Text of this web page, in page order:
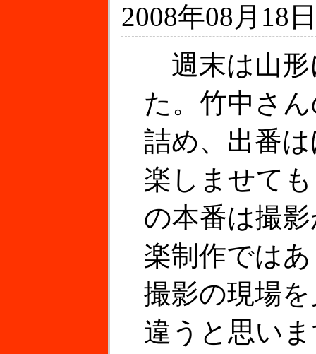
2008年08月18
週末は山形
た。竹中さ
詰め、出番
楽しませて
の本番は撮
楽制作では
撮影の現場
違うと思い